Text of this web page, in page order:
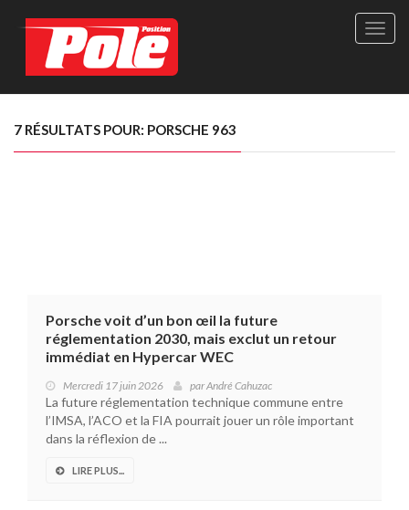
Site
Le
7 RÉSULTATS POUR: PORSCHE 963
Porsche voit d’un bon œil la future
réglementation 2030, mais exclut un retour
immédiat en Hypercar WEC
Mercredi 17 juin 2026 parAndré Cahuzac
La future réglementation technique commune entre
l’IMSA, l’ACO et la FIA pourrait jouer un rôle important
dans la réflexion de ...
LIRE PLUS...